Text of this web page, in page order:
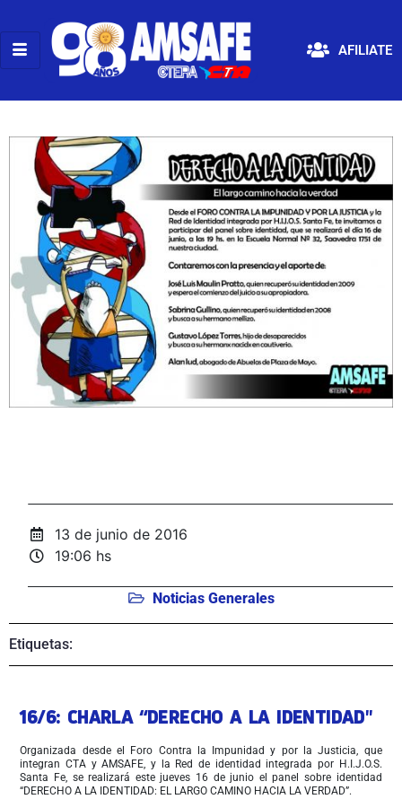
AFILIATE
13 de junio de 2016
19:06 hs
Noticias Generales
Etiquetas:
16/6: CHARLA “DERECHO A LA IDENTIDAD"
Organizada desde el Foro Contra la Impunidad y por la Justicia, que
integran CTA y AMSAFE, y la Red de identidad integrada por H.I.J.O.S.
Santa Fe, se realizará este jueves 16 de junio el panel sobre identidad
“DERECHO A LA IDENTIDAD: EL LARGO CAMINO HACIA LA VERDAD”.